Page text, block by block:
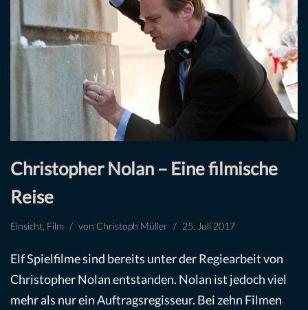
Christopher Nolan – Eine filmische
Reise
Einsicht Film von Christoph Müller 25. Juli 2017
Elf Spielfilme sind bereits unter der Regiearbeit von
Christopher Nolan entstanden. Nolan ist jedoch viel
mehr als nur ein Auftragsregisseur. Bei zehn Filmen